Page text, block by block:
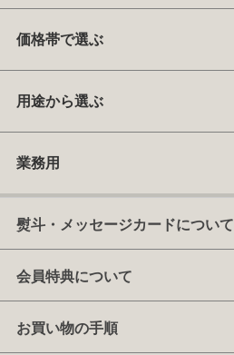
価格帯で選ぶ
用途から選ぶ
業務用
熨斗・メッセージカードについて
会員特典について
お買い物の手順